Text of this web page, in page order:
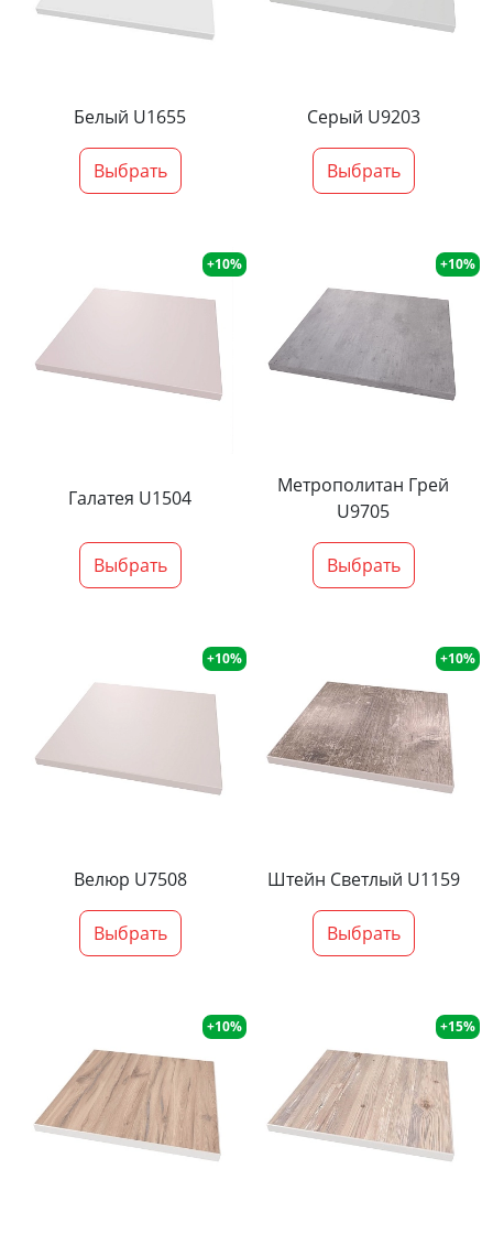
Белый U1655
Выбрать
Серый U9203
Выбрать
+10%
Галатея U1504
Выбрать
+10%
Метрополитан Грей
U9705
Выбрать
+10%
Велюр U7508
Выбрать
+10%
Штейн Светлый U1159
Выбрать
+10% +15%